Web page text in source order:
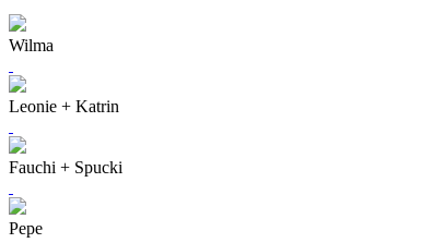
Wilma
Leonie + Katrin
Fauchi + Spucki
Pepe